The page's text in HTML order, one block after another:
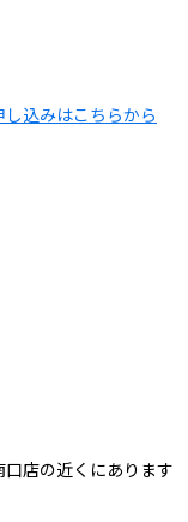
し込みはこちらから
店の近くにあります